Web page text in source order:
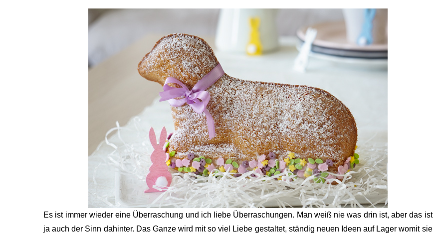
Es ist immer wieder eine Überraschung und ich liebe Überraschungen. Man weiß nie was drin ist, aber das ist
ja auch der Sinn dahinter. Das Ganze wird mit so viel Liebe gestaltet, ständig neuen Ideen auf Lager womit sie